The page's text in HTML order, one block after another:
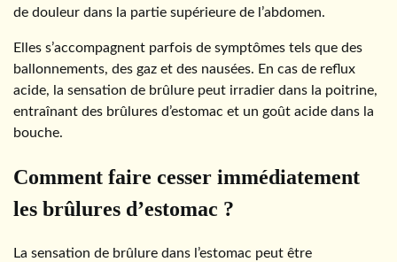
de douleur dans la partie supérieure de l’abdomen.
Elles s’accompagnent parfois de symptômes tels que des
ballonnements, des gaz et des nausées. En cas de reflux
acide, la sensation de brûlure peut irradier dans la poitrine,
entraînant des brûlures d’estomac et un goût acide dans la
bouche.
Comment faire cesser immédiatement
les brûlures d’estomac ?
La sensation de brûlure dans l’estomac peut être